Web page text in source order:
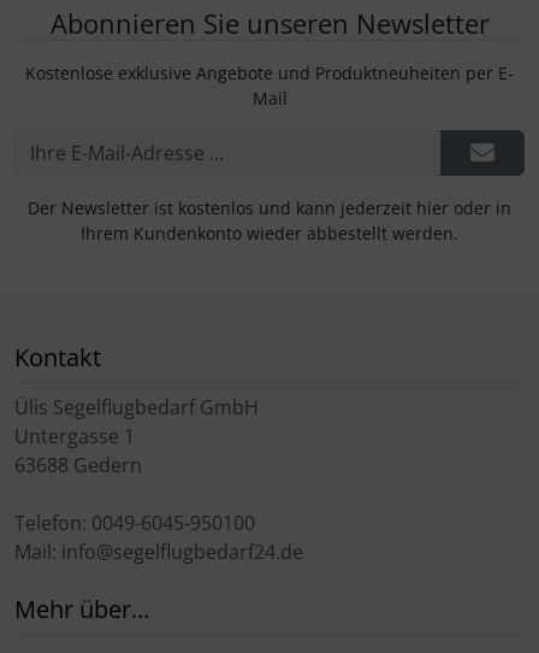
Abonnieren Sie unseren Newsletter
Kostenlose exklusive Angebote und Produktneuheiten per E-
Mail
Der Newsletter ist kostenlos und kann jederzeit hier oder in
Ihrem Kundenkonto wieder abbestellt werden.
Kontakt
Ülis Segelflugbedarf GmbH
Untergasse 1
63688 Gedern
Telefon: 0049-6045-950100
Mail: info@segelflugbedarf24.de
Mehr über...